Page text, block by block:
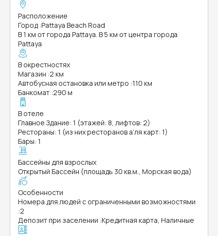
Расположение
Город :Pattaya Beach Road
В 1 км от города Pattaya. В 5 км от центра города
Pattaya
В окрестностях
Магазин :2 км
Автобусная остановка или метро :110 км
Банкомат :290 м
В отеле
Главное Здание: 1 (этажей: 8, лифтов: 2)
Рестораны: 1 (из них ресторанов а’ля карт: 1)
Бары: 1
Бассейны для взрослых
Открытый Бассейн (площадь 30 кв.м., Морская вода)
Особенности
Номера для людей с ограниченными возможностями
:2
Депозит при заселении :Кредитная карта, Наличные